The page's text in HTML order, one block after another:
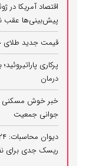
پیش‌بینی‌ها
قیمت جدید طلای جهانی
پرکاری
درمان
خبر خوش مسکنی
جوانی جمعیت
ریسک جدی برای